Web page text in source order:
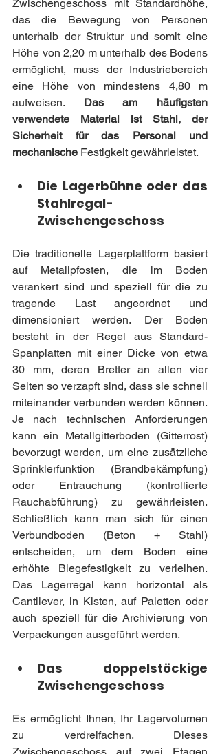
Zwischengeschoss mit Standardhöhe,
das die Bewegung von Personen
unterhalb der Struktur und somit eine
Höhe von 2,20 m unterhalb des Bodens
ermöglicht, muss der Industriebereich
eine Höhe von mindestens 4,80 m
aufweisen. Das am häufigsten
verwendete Material ist Stahl, der
Sicherheit für das Personal und
mechanische Festigkeit gewährleistet.
Die Lagerbühne oder das
Stahlregal-
Zwischengeschoss
Die traditionelle Lagerplattform basiert
auf Metallpfosten, die im Boden
verankert sind und speziell für die zu
tragende Last angeordnet und
dimensioniert werden. Der Boden
besteht in der Regel aus Standard-
Spanplatten mit einer Dicke von etwa
30 mm, deren Bretter an allen vier
Seiten so verzapft sind, dass sie schnell
miteinander verbunden werden können.
Je nach technischen Anforderungen
kann ein Metallgitterboden (Gitterrost)
bevorzugt werden, um eine zusätzliche
Sprinklerfunktion (Brandbekämpfung)
oder Entrauchung (kontrollierte
Rauchabführung) zu gewährleisten.
Schließlich kann man sich für einen
Verbundboden (Beton + Stahl)
entscheiden, um dem Boden eine
erhöhte Biegefestigkeit zu verleihen.
Das Lagerregal kann horizontal als
Cantilever, in Kisten, auf Paletten oder
auch speziell für die Archivierung von
Verpackungen ausgeführt werden.
Das doppelstöckige
Zwischengeschoss
Es ermöglicht Ihnen, Ihr Lagervolumen
zu verdreifachen. Dieses